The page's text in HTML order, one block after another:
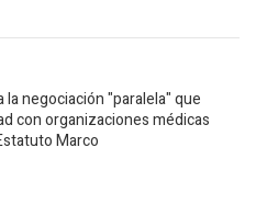
la negociación "paralela" que
con organizaciones médicas
Marco